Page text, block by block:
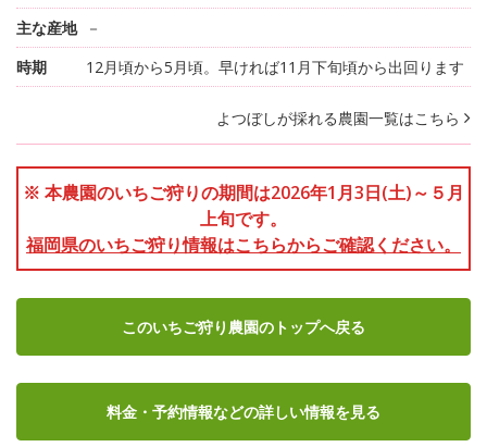
主な産地
－
時期
12月頃から5月頃。早ければ11月下旬頃から出回ります
よつぼしが採れる農園一覧はこちら
※ 本農園のいちご狩りの期間は2026年1月3日(土)～５月
上旬です。
福岡県のいちご狩り情報はこちらからご確認ください。
このいちご狩り農園のトップへ戻る
料金・予約情報などの詳しい情報を見る